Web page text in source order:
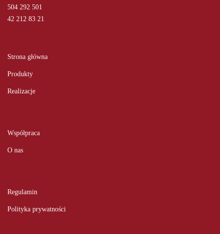
504 292 501
42 212 83 21
Strona główna
Produkty
Realizacje
Współpraca
O nas
Regulamin
Polityka prywatności